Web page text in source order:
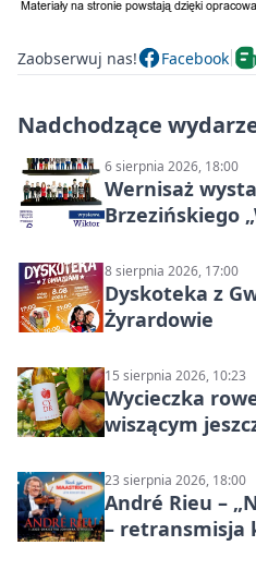
Zaobserwuj nas! Facebook
Nadchodzące
6 sierpnia 2026, 18:00
Wernisaż
Brzezińskiego
8 sierpnia 2026, 17:00
Dyskoteka z
Żyrardowie
15 sierpnia 2026, 10:23
Wycieczka
wiszącym
23 sierpnia 2026, 18:00
André Rieu –
– retransmisja